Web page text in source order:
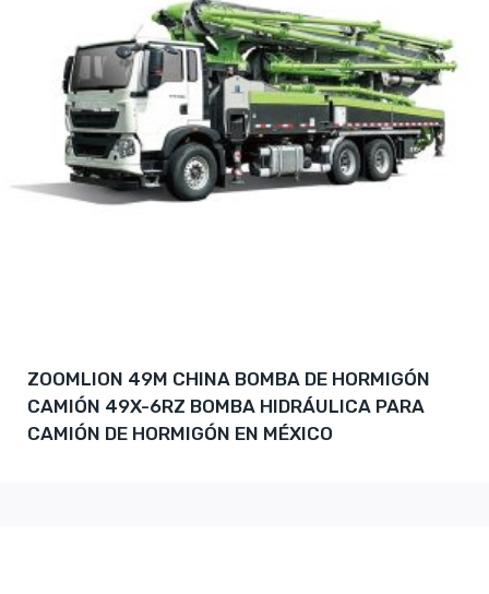
ZOOMLION 49M CHINA BOMBA DE HORMIGÓN
CAMIÓN 49X-6RZ BOMBA HIDRÁULICA PARA
CAMIÓN DE HORMIGÓN EN MÉXICO